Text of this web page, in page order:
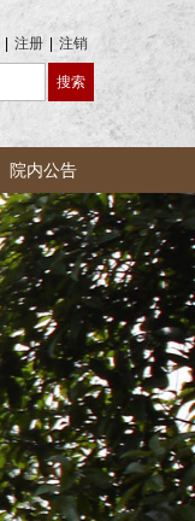
注册 注销
院内公告